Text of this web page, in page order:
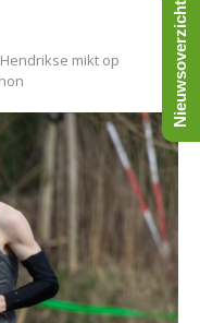
mikt op
Nieuwsoverzicht